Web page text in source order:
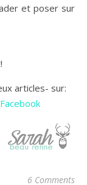
et poser sur
articles- sur:
Facebook
6 Comments